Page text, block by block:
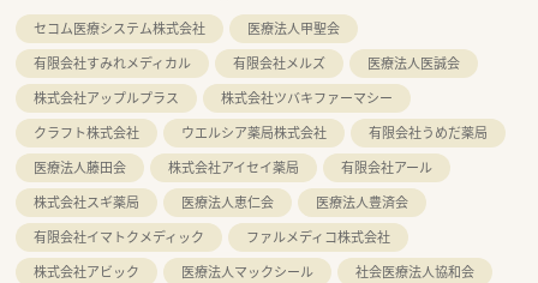
セコム医療システム株式会社
医療法人甲聖会
有限会社すみれメディカル
有限会社メルズ
医療法人医誠会
株式会社アップルプラス
株式会社ツバキファーマシー
クラフト株式会社
ウエルシア薬局株式会社
有限会社うめだ薬局
医療法人藤田会
株式会社アイセイ薬局
有限会社アール
株式会社スギ薬局
医療法人恵仁会
医療法人豊済会
有限会社イマトクメディック
ファルメディコ株式会社
株式会社アビック
医療法人マックシール
社会医療法人協和会